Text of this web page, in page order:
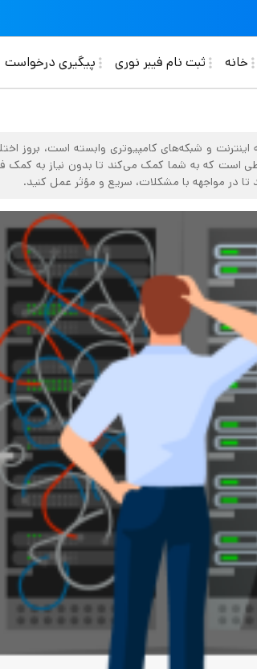
Main navigation
خانه ثبت نام فیبر نوری پیگیری درخواست
و شبکه‌های کامپیوتری وابسته است، بروز
است که به شما کمک می‌کند تا بدون نیاز به کمک
تا در مواجهه با مشکلات، سریع و مؤثر عمل کنید.